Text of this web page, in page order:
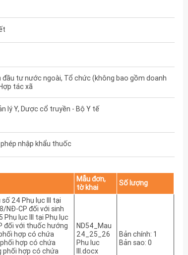
đầu tư nước ngoài, Tổ chức (không bao gồm doanh
tác xã
lý Y, Dược cổ truyền - Bộ Y tế
nhập khẩu thuốc
Mẫu đơn,
tờ khai
Số lượng
24 Phụ lục III tại
NĐ-CP đối với sinh
lục III tại Phụ lục
đối với thuốc hướng
hợp có chứa
hợp có chứa
phối hợp có chứa
ND54_Mau
24_25_26
Phu luc
III.docx
Bản chính: 1
Bản sao: 0